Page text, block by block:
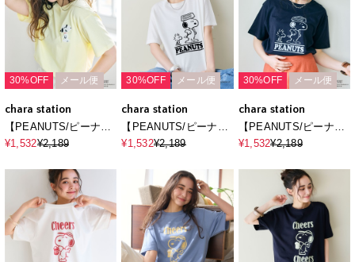
30%OFF メール便
chara station
【PEANUTS/ピーナッ
ツ】SNOOPY/スヌー
ラ刺繍半袖Tシャツ
¥1,532¥2,189
30%OFF メール便
chara station
【PEANUTS/ピーナッ
ツ】SNOOPY/スヌー
フロッキープリントTシ
ャツ
¥1,532¥2,189
30%OFF メール便
chara station
【PEANUTS/ピーナッ
ツ】SNOOPY/スヌー
フロッキープリントTシ
¥1,532¥2,189